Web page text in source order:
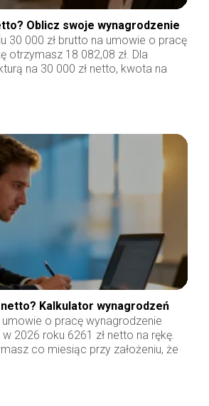
Oblicz swoje wynagrodzenie
30 000 zł brutto na umowie o pracę
otrzymasz 18 082,08 zł. Dla
na 30 000 zł netto, kwota na
Kalkulator wynagrodzeń
o pracę wynagrodzenie
2026 roku 6261 zł netto na rękę.
co miesiąc przy założeniu, że